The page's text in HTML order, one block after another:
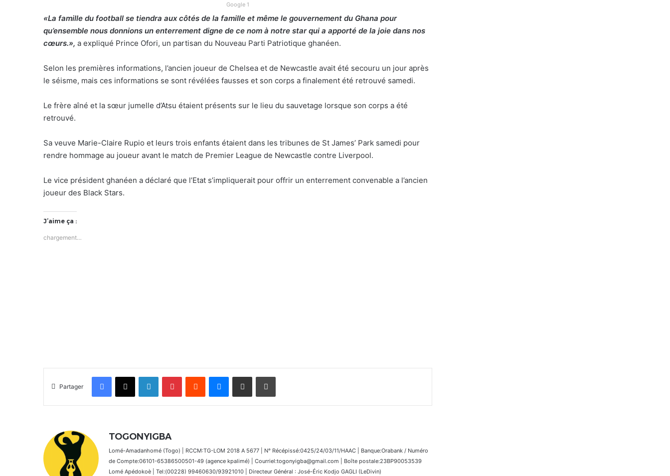
Google 1
«La famille du football se tiendra aux côtés de la famille et même le gouvernement du Ghana pour
qu’ensemble nous donnions un enterrement digne de ce nom à notre star qui a apporté de la joie dans nos
cœurs.», a expliqué Prince Ofori, un partisan du Nouveau Parti Patriotique ghanéen.
Selon les premières informations, l’ancien joueur de Chelsea et de Newcastle avait été secouru un jour après
le séisme, mais ces informations se sont révélées fausses et son corps a finalement été retrouvé samedi.
Le frère aîné et la sœur jumelle d’Atsu étaient présents sur le lieu du sauvetage lorsque son corps a été
retrouvé.
Sa veuve Marie-Claire Rupio et leurs trois enfants étaient dans les tribunes de St James’ Park samedi pour
rendre hommage au joueur avant le match de Premier League de Newcastle contre Liverpool.
Le vice président ghanéen a déclaré que l’Etat s’impliquerait pour offrir un enterrement convenable a l’ancien
joueur des Black Stars.
J’aime ça :
chargement…
Partager
FacebookX Linkedin PinterestReddit MessengerPartager par email Imprimer
TOGONYIGBA
Lomé-Amadanhomé (Togo) | RCCM:TG-LOM 2018 A 5677 | N° Récépissé:0425/24/03/11/HAAC | Banque:Orabank / Numéro
de Compte:06101-65386500501-49 (agence kpalimé) | Courriel:togonyigba@gmail.com | Boîte postale:23BP90053539
Lomé Apédokoè | Tel:(00228) 99460630/93921010 | Directeur Général : José-Éric Kodjo GAGLI (LeDivin)